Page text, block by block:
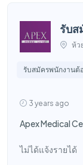
รับส
ห้ว
รับสมัครพนักงานต้
3 years ago
Apex Medical
ไม่ได้แจ้งรายได้